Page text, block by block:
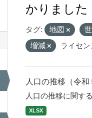
かりました
タグ: 地図
増減
ライセン
人口の推移（令和
人口の推移に関す
XLSX